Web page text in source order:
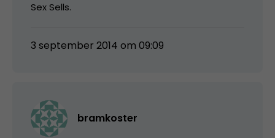
Sex Sells.
3 september 2014 om 09:09
bramkoster